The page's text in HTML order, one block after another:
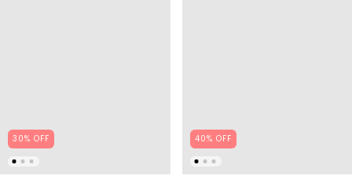
30% OFF 40% OFF